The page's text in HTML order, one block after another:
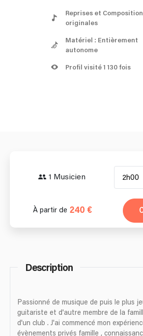
Reprises et
originales
Matériel : Entièrement
autonome
Profil visité 1 130 fois
1 Musicien 2h00
À partir de 240 €
Description
Passionné de musique de puis le plus
guitariste et d'autre membre de la
d'un club . J'ai commencé mon
évènements privés famille ,